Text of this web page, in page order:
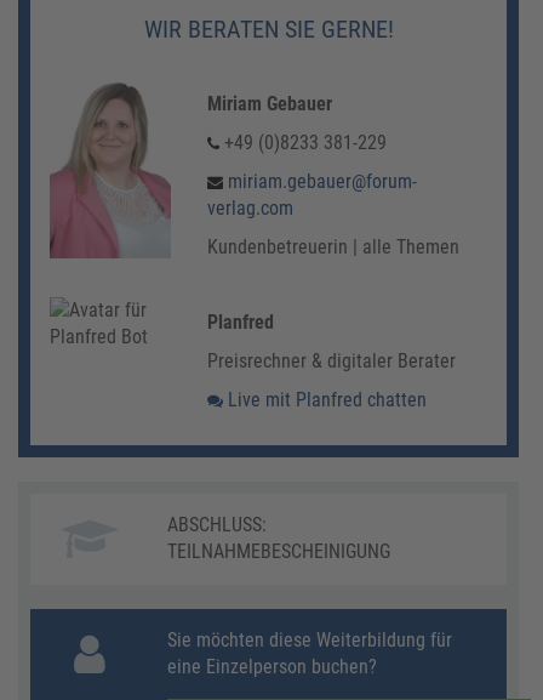
WIR BERATEN SIE GERNE!
Miriam Gebauer
+49 (0)8233 381-229
miriam.gebauer@forum-
verlag.com
Kundenbetreuerin | alle Themen
Planfred
Preisrechner & digitaler Berater
Live mit Planfred chatten
ABSCHLUSS:
TEILNAHMEBESCHEINIGUNG
Sie möchten diese Weiterbildung für
eine Einzelperson buchen?